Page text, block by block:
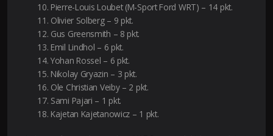
Pierre-Louis Loubet (M-Sport Ford WRT) – 14 pkt.
Olivier Solberg – 9 pkt.
Gus Greensmith – 8 pkt.
Emil Lindhol – 6 pkt.
Yohan Rossel – 6 pkt.
Nikolay Gryazin – 3 pkt.
Ole Christian Veiby – 2 pkt.
Sami Pajari – 1 pkt.
Kajetan Kajetanowicz – 1 pkt.